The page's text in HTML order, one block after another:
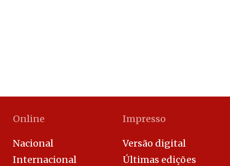
Online
Nacional
Internacional
Impresso
Versão digital
Últimas edições